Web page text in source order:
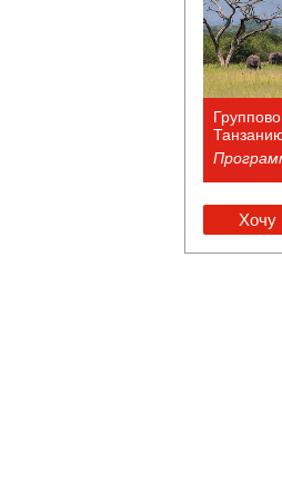
Хочу